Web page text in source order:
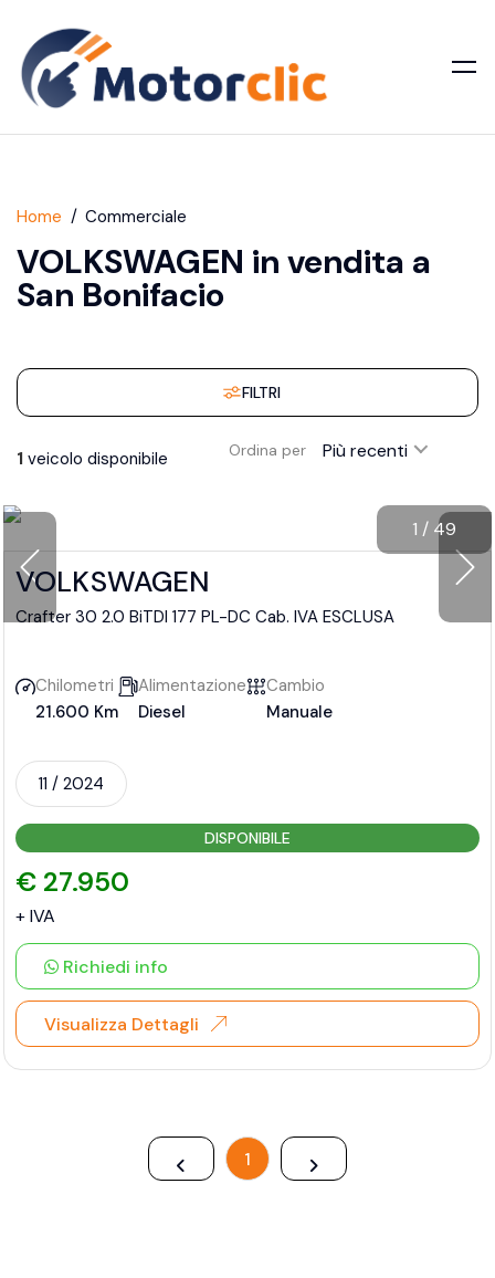
Home Commerciale
VOLKSWAGEN in vendita a
San Bonifacio
FILTRI
1 veicolo disponibile Ordina per Più recenti
1 / 49
VOLKSWAGEN
Crafter 30 2.0 BiTDI 177 PL-DC Cab. IVA ESCLUSA
Chilometri
21.600 Km
Alimentazione
Diesel
Cambio
Manuale
11 / 2024
DISPONIBILE
€ 27.950
+ IVA
Richiedi info
Visualizza Dettagli
1